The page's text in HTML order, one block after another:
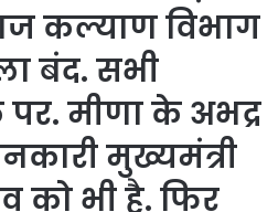
कल्याण विभाग
बंद. सभी
मीणा के अभद्र
मुख्यमंत्री
को भी है. फिर